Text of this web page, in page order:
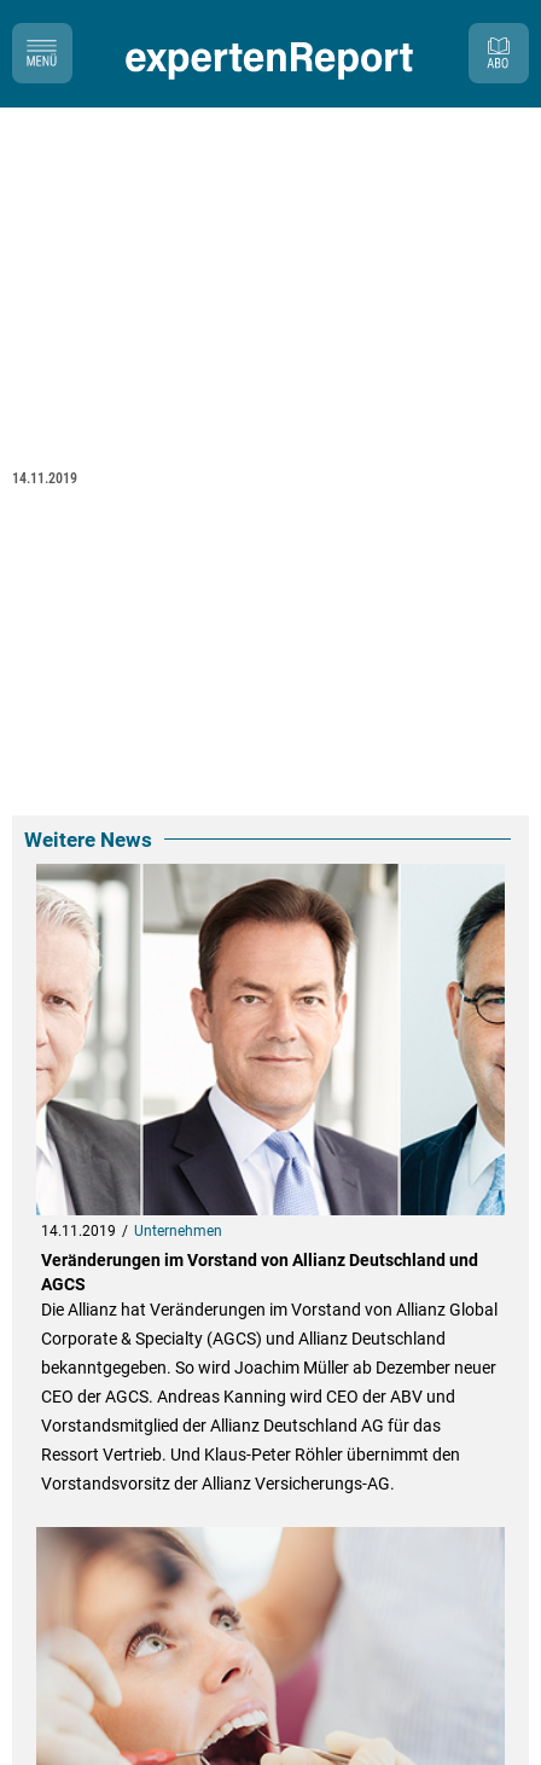
14.11.2019
Weitere News
14.11.2019 Unternehmen
Veränderungen im Vorstand von Allianz Deutschland und
AGCS
Die Allianz hat Veränderungen im Vorstand von Allianz Global
Corporate & Specialty (AGCS) und Allianz Deutschland
bekanntgegeben. So wird Joachim Müller ab Dezember neuer
CEO der AGCS. Andreas Kanning wird CEO der ABV und
Vorstandsmitglied der Allianz Deutschland AG für das
Ressort Vertrieb. Und Klaus-Peter Röhler übernimmt den
Vorstandsvorsitz der Allianz Versicherungs-AG.